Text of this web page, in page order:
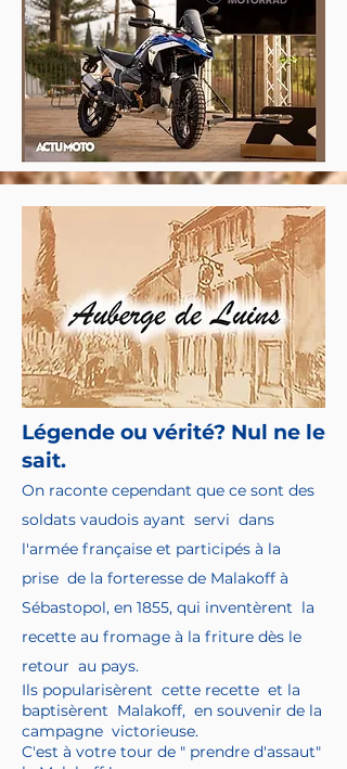
Légende ou vérité? Nul ne le
sait.
On raconte cependant que ce sont des
soldats vaudois ayant servi dans
l'armée française et participés à la
prise de la forteresse de Malakoff à
Sébastopol, en 1855, qui inventèrent la
recette au fromage à la friture dès le
retour au pays.
Ils popularisèrent cette recette et la
baptisèrent Malakoff, en souvenir de la
campagne victorieuse.
C'est à votre tour de " prendre d'assaut"